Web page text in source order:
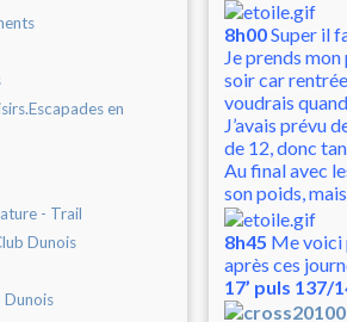
en
- Trail
Dunois
Dunois
8h00Super il
Je prends
soir car rentrée
voudrais
J’avais prévu
de 12, donc
Au final avec
son poids,
8h45 Me voici
après ces
17’ puls 137/